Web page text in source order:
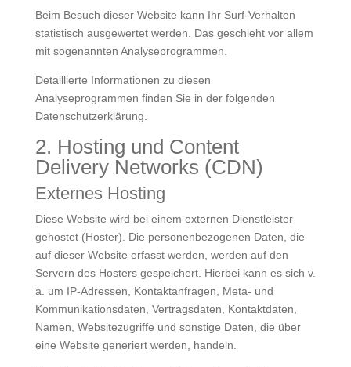
Beim Besuch dieser Website kann Ihr Surf-Verhalten
statistisch ausgewertet werden. Das geschieht vor allem
mit sogenannten Analyseprogrammen.
Detaillierte Informationen zu diesen
Analyseprogrammen finden Sie in der folgenden
Datenschutzerklärung.
2. Hosting und Content
Delivery Networks (CDN)
Externes Hosting
Diese Website wird bei einem externen Dienstleister
gehostet (Hoster). Die personenbezogenen Daten, die
auf dieser Website erfasst werden, werden auf den
Servern des Hosters gespeichert. Hierbei kann es sich v.
a. um IP-Adressen, Kontaktanfragen, Meta- und
Kommunikationsdaten, Vertragsdaten, Kontaktdaten,
Namen, Websitezugriffe und sonstige Daten, die über
eine Website generiert werden, handeln.